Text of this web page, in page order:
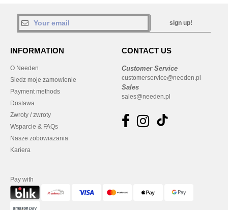
sign up!
INFORMATION
O Needen
Sledz moje zamowienie
Payment methods
Dostawa
Zwroty / zwroty
Wsparcie & FAQs
Nasze zobowiazania
Kariera
CONTACT US
Customer Service
customerservice@needen.pl
Sales
sales@needen.pl
Pay with